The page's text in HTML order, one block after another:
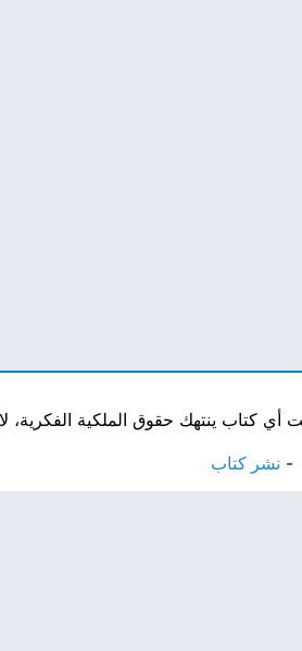
ينتهك حقوق الملكية الفكرية، لا
نشر كتاب